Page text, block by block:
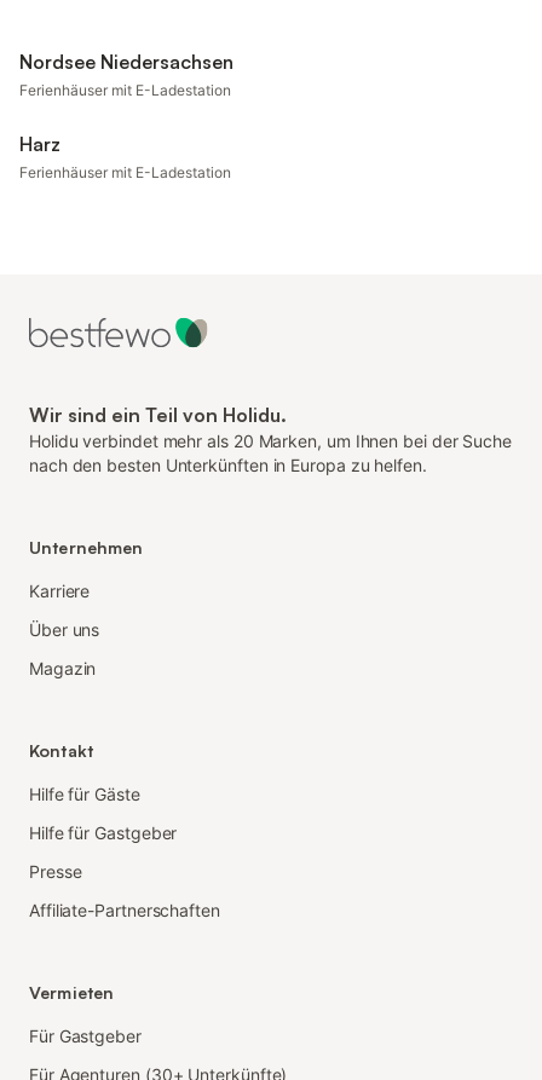
Nordsee Niedersachsen
Ferienhäuser mit E-Ladestation
Harz
Ferienhäuser mit E-Ladestation
Wir sind ein Teil von Holidu.
Holidu verbindet mehr als 20 Marken, um Ihnen bei der Suche
nach den besten Unterkünften in Europa zu helfen.
Unternehmen
Karriere
Über uns
Magazin
Kontakt
Hilfe für Gäste
Hilfe für Gastgeber
Presse
Affiliate-Partnerschaften
Vermieten
Für Gastgeber
Für Agenturen (30+ Unterkünfte)